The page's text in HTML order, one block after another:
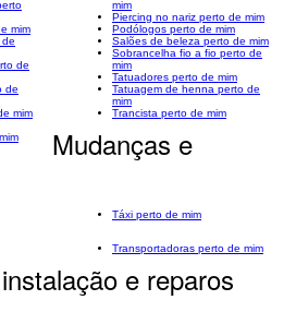
mim
de
de
de
mim
mim
Piercing no nariz perto de mim
Podólogos perto de mim
Salões de beleza perto de mim
Sobrancelha fio a fio perto de
mim
Tatuadores perto de mim
Tatuagem de henna perto de
mim
Trancista perto de mim
Mudanças e
Táxi perto de mim
Transportadoras perto de mim
e reparos